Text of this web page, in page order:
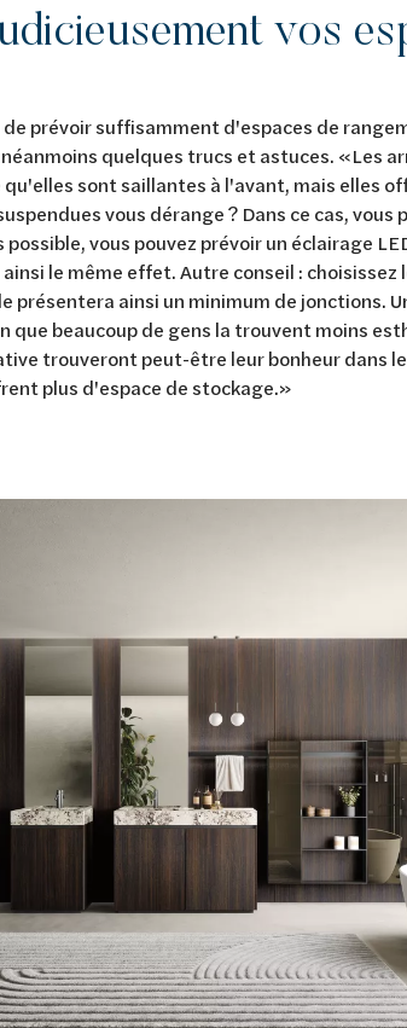
vos
prévoir suffisamment d'espaces de
néanmoins quelques trucs et astuces. «Les
sont saillantes à l'avant, mais elles
vous dérange ? Dans ce cas, vous
possible, vous pouvez prévoir un éclairage
le même effet. Autre conseil :
présentera ainsi un minimum de jonctions.
que beaucoup de gens la trouvent moins
trouveront peut-être leur bonheur dans
plus d'espace de stockage.»